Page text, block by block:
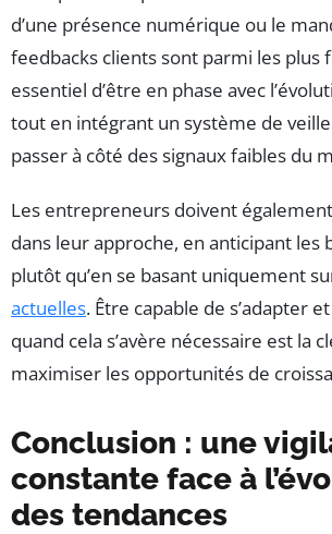
d’une présence numérique ou le
feedbacks clients sont parmi les plus
essentiel d’être en phase avec
tout en intégrant un système de
passer à côté des signaux faibles du
Les entrepreneurs doivent
dans leur approche, en anticipant les
plutôt qu’en se basant uniquement
actuelles. Être capable de s’adapter
quand cela s’avère nécessaire est la
maximiser les opportunités de
Conclusion : une
constante face à
des tendances